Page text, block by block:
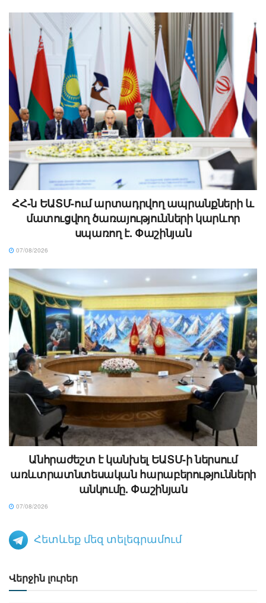
ՀՀ-ն ԵԱՏՄ-ում արտադրվող ապրանքների և
մատուցվող ծառայությունների կարևոր
սպառող է. Փաշինյան
07/08/2026
Անհրաժեշտ է կանխել ԵԱՏՄ-ի ներսում
առևտրատնտեսական հարաբերությունների
անկումը. Փաշինյան
07/08/2026
Հետևեք մեզ տելեգրամում
Վերջին լուրեր